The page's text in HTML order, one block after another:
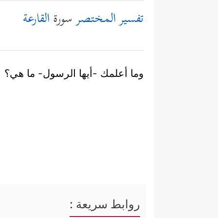
تفسير المختصرسورةالقارعة
وما أعلمك -أيها الرسول- ما هي؟
روابط سريعة :